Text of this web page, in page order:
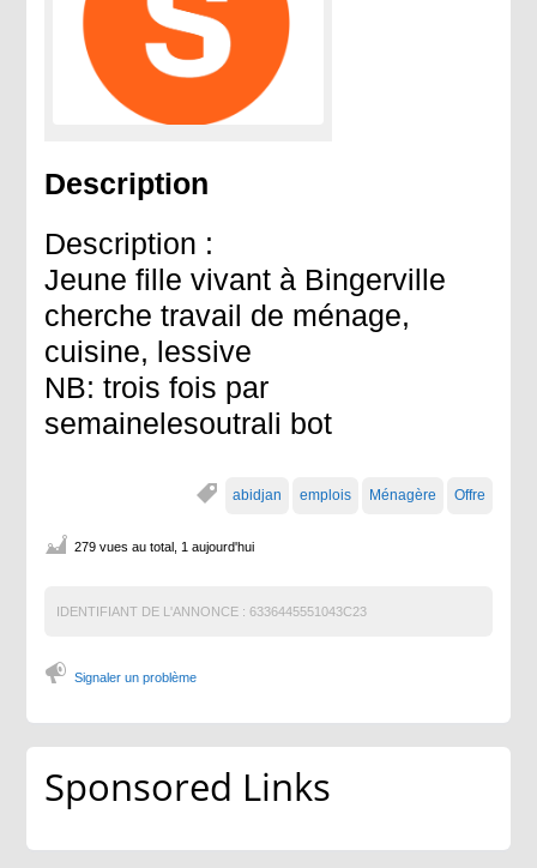
Description
Description :
Jeune fille vivant à Bingerville
cherche travail de ménage,
cuisine, lessive
NB: trois fois par
semainelesoutrali bot
abidjan emplois Ménagère Offre
279 vues au total, 1 aujourd'hui
IDENTIFIANT DE L'ANNONCE : 6336445551043C23
Signaler un problème
Sponsored Links